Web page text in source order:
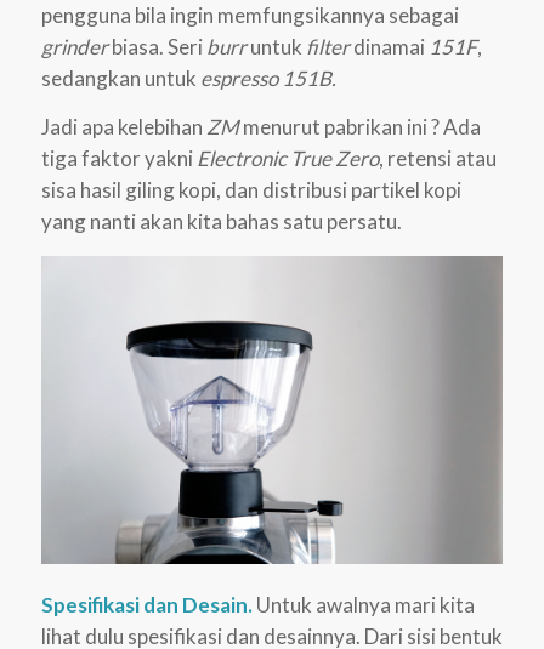
pengguna bila ingin memfungsikannya sebagai
grinderbiasa. Seri burruntuk filterdinamai 151F,
sedangkan untuk espresso 151B.
Jadi apa kelebihan ZMmenurut pabrikan ini ? Ada
tiga faktor yakni Electronic True Zero, retensi atau
sisa hasil giling kopi, dan distribusi partikel kopi
yang nanti akan kita bahas satu persatu.
Spesifikasi dan Desain.Untuk awalnya mari kita
lihat dulu spesifikasi dan desainnya. Dari sisi bentuk